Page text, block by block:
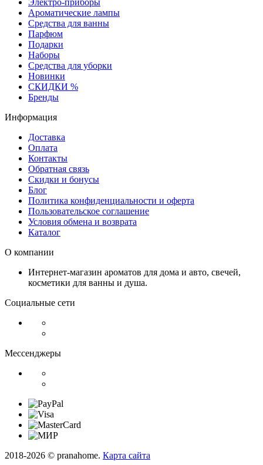
Ароматические лампы
Средства для ванны
Парфюм
Подарки
Наборы
Средства для уборки
Новинки
СКИДКИ %
Бренды
Информация
Доставка
Оплата
Контакты
Обратная связь
Скидки и бонусы
Блог
Политика конфиденциальности и оферта
Пользовательское соглашение
Условия обмена и возврата
Каталог
О компании
Интернет-магазин ароматов для дома и авто, свечей,
косметики для ванны и душа.
Социальные сети
Мессенджеры
2018-2026 © pranahome. Карта сайта